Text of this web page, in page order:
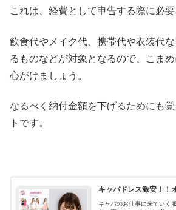
これは、経費として申告する際に必要
飲食代やメイク代、携帯代や衣装代
るものなどが対象となるので、こま
心がけましょう。
なるべく納付金額を下げるためにも
トです。
キャバドレス激安！！
キャバのお仕事に来ていく